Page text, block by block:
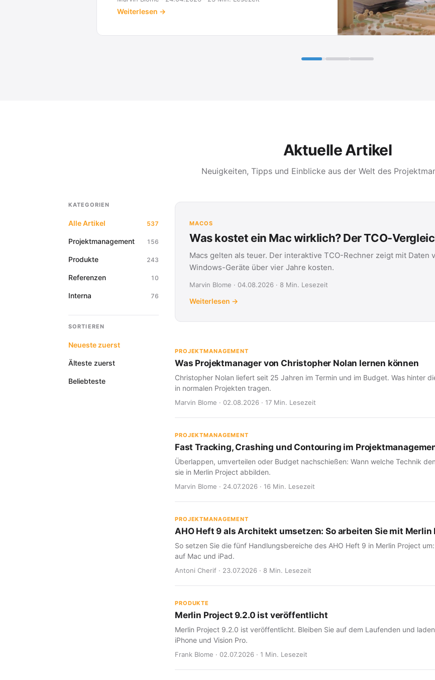
Weiterlesen →
Aktuelle Artikel
Neuigkeiten, Tipps und Einblicke aus der Welt des
KATEGORIEN
Alle Artikel 537
Projektmanagement 156
Produkte 243
Referenzen 10
Interna 76
SORTIEREN
Neueste zuerst
Älteste zuerst
Beliebteste
MACOS
Was kostet ein Mac wirklich? Der TCO-
Macs gelten als teuer. Der interaktive TCO-Rechner zeigt mit Daten
Windows-Geräte über vier Jahre kosten.
Marvin Blome · 04.08.2026 · 8 Min. Lesezeit
Weiterlesen →
PROJEKTMANAGEMENT
Was Projektmanager von Christopher Nolan lernen können
Christopher Nolan liefert seit 25 Jahren im Termin und im Budget. Was hinter
in normalen Projekten tragen.
Marvin Blome · 02.08.2026 · 17 Min. Lesezeit
PROJEKTMANAGEMENT
Fast Tracking, Crashing und Contouring im
Überlappen, umverteilen oder Budget nachschießen: Wann welche Technik
sie in Merlin Project abbilden.
Marvin Blome · 24.07.2026 · 16 Min. Lesezeit
PROJEKTMANAGEMENT
AHO Heft 9 als Architekt umsetzen: So arbeiten Sie mit Merlin
So setzen Sie die fünf Handlungsbereiche des AHO Heft 9 in Merlin Project
auf Mac und iPad.
Antoni Cherif · 23.07.2026 · 8 Min. Lesezeit
PRODUKTE
Merlin Project 9.2.0 ist veröffentlicht
Merlin Project 9.2.0 ist veröffentlicht. Bleiben Sie auf dem Laufenden und
iPhone und Vision Pro.
Frank Blome · 02.07.2026 · 1 Min. Lesezeit